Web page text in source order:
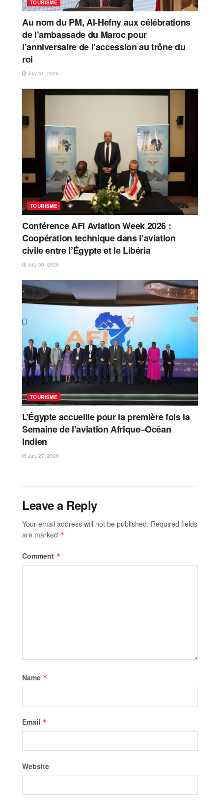
TOURISME
Au nom du PM, Al-Hefny aux célébrations
de l’ambassade du Maroc pour
l’anniversaire de l’accession au trône du
roi
July 31, 2026
TOURISME
Conférence AFI Aviation Week 2026 :
Coopération technique dans l’aviation
civile entre l’Égypte et le Libéria
July 30, 2026
TOURISME
L’Égypte accueille pour la première fois la
Semaine de l’aviation Afrique–Océan
Indien
July 27, 2026
Leave a Reply
Your email address will not be published. Required fields
are marked *
Comment *
Name *
Email *
Website